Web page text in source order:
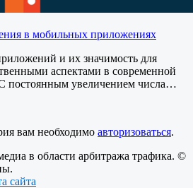
в мобильных приложениях
и их значимость для
аспектами в современной
постоянным увеличением числа…
вам необходимо авторизоваться.
в области арбитража трафика. ©
сайта